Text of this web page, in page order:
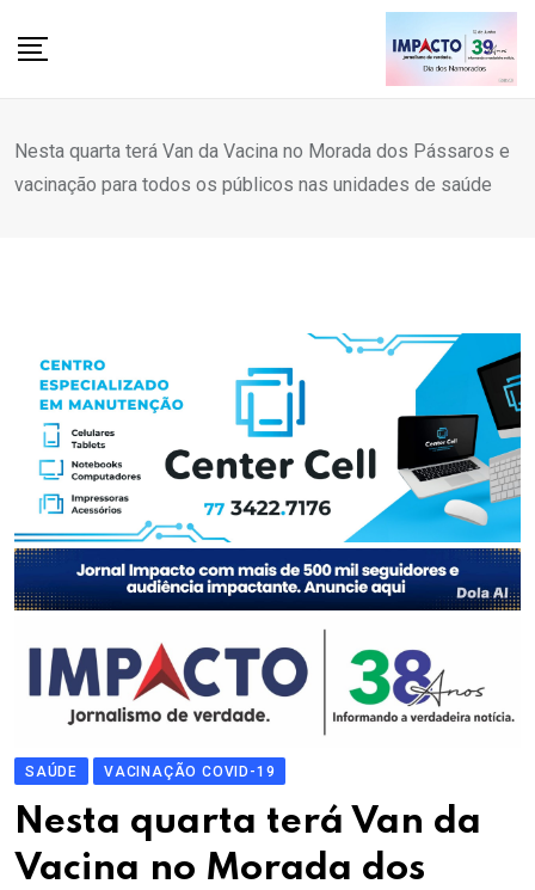
Nesta quarta terá Van da Vacina no Morada dos Pássaros e
vacinação para todos os públicos nas unidades de saúde
SAÚDE VACINAÇÃO COVID-19
Nesta quarta terá Van da
Vacina no Morada dos